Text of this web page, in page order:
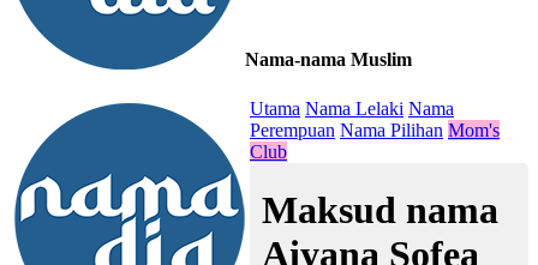
Nama-nama Muslim
Utama Nama Lelaki Nama
Perempuan Nama Pilihan Mom's
Club
Maksud nama
Aiyana Sofea